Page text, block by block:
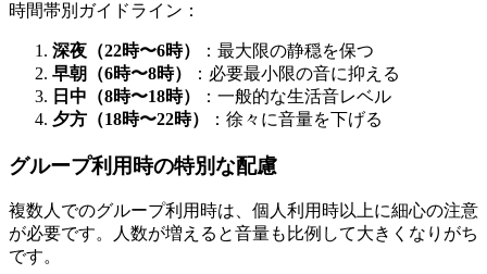
時間帯別ガイドライン：
深夜（22時〜6時）
：最大限の静穏を保つ
早朝（6時〜8時）
：必要最小限の音に抑える
日中（8時〜18時）
：一般的な生活音レベル
夕方（18時〜22時）
：徐々に音量を下げる
グループ利用時の特別な配慮
複数人でのグループ利用時は、個人利用時以上に細心の注意
が必要です。人数が増えると音量も比例して大きくなりがち
です。